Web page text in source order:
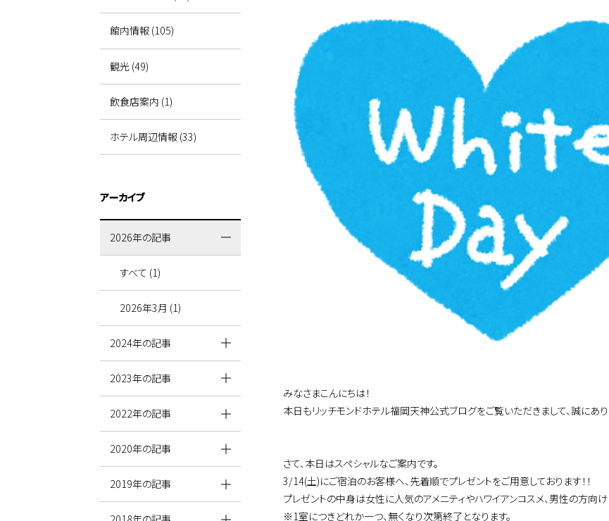
みなさまこんにちは！
本日もリッチモンドホテル福岡天神公式ブログをご覧いただきまして、誠にあり
さて、本日はスペシャルなご案内です。
3/14(土)にご宿泊のお客様へ、先着順でプレゼントをご用意しております！！
プレゼントの中身は女性に人気のアメニティやハワイアンコスメ、男性の方向
※1室につきどれか一つ、無くなり次第終了となります。
館内情報 (105)
観光 (49)
飲食店案内 (1)
ホテル周辺情報 (33)
アーカイブ
2026年の記事
すべて (1)
2026年3月 (1)
2024年の記事
2023年の記事
2022年の記事
2020年の記事
2019年の記事